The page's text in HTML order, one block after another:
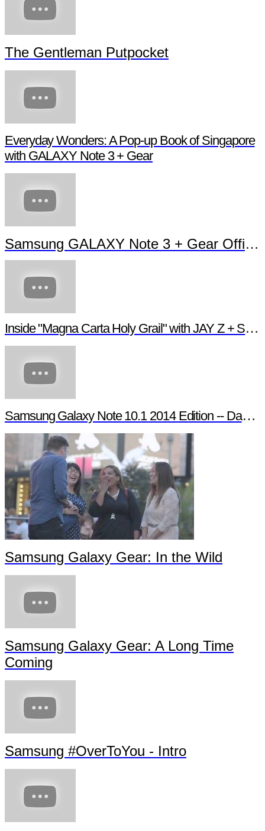
The Gentleman Putpocket
Everyday Wonders: A Pop-up Book of Singapore
with GALAXY Note 3 + Gear
Samsung GALAXY Note 3 + Gear Official TVC
Inside "Magna Carta Holy Grail" with JAY Z + Samsung
Samsung Galaxy Note 10.1 2014 Edition -- Day in the Life
Samsung Galaxy Gear: In the Wild
Samsung Galaxy Gear: A Long Time
Coming
Samsung #OverToYou - Intro